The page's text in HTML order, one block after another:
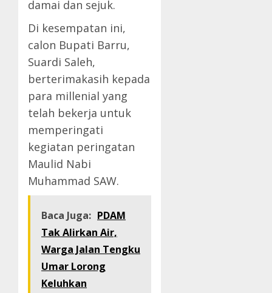
damai dan sejuk.
Di kesempatan ini,
calon Bupati Barru,
Suardi Saleh,
berterimakasih kepada
para millenial yang
telah bekerja untuk
memperingati
kegiatan peringatan
Maulid Nabi
Muhammad SAW.
Baca Juga: PDAM
Tak Alirkan Air,
Warga Jalan Tengku
Umar Lorong
Keluhkan